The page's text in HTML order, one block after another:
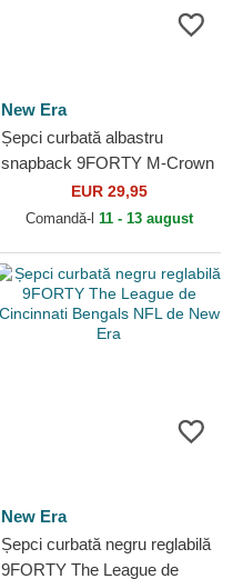
New Era
Șepci curbată albastru
snapback 9FORTY M-Crown
Team de Carolina Panthers
NFL de New Era
EUR 29,95
Comandă-l 11 - 13 august
New Era
Șepci curbată negru reglabilă
9FORTY The League de